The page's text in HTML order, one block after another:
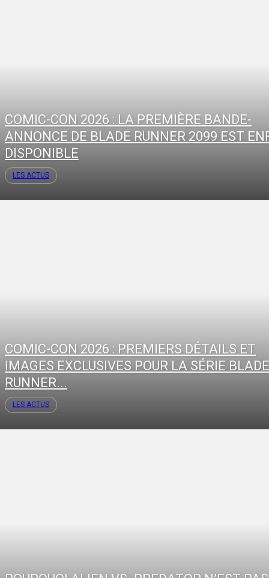
COMIC-CON 2026 : LA PREMIÈRE BANDE-
ANNONCE DE BLADE RUNNER 2099 EST
DISPONIBLE
LES ACTUS
COMIC-CON 2026 : PREMIERS DÉTAILS ET
IMAGES EXCLUSIVES POUR LA SÉRIE BLADE
RUNNER...
LES ACTUS